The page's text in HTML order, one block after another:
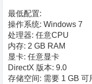
最低配置:
操作系统: Windows 7
处理器: 任意CPU
内存: 2 GB RAM
显卡: 任意显卡
DirectX 版本: 9.0
存储空间: 需要 1 GB 可